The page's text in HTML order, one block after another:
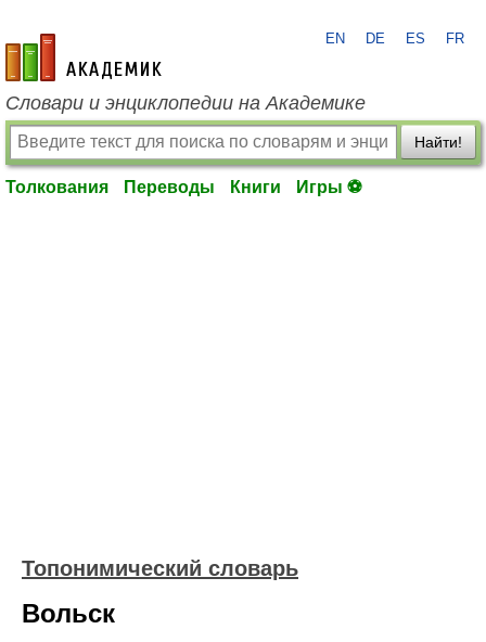
academic.ru
EN DE ES FR
Словари и энциклопедии на Академике
Найти!
Толкования Переводы Книги Игры ⚽
Топонимический словарь
Вольск